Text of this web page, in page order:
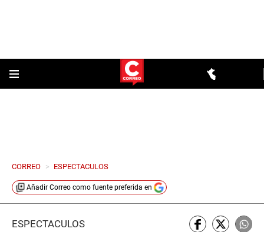
CORREO > ESPECTACULOS
Añadir Correo como fuente preferida en
ESPECTÁCULOS